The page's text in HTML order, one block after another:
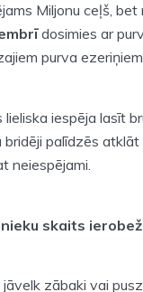
Miljonu ceļš,
dosimies ar
purva
lieliska iespēja lasīt
bridēji palīdzēs
neiespējami.
skaits
jāvelk zābaki vai